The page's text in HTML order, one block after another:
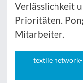
Verlässlichkeit
Prioritäten.
Mitarbeiter.
textile